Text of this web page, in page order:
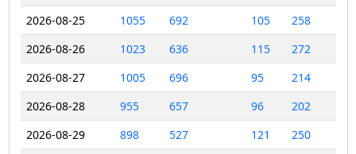
2026-08-25
1055 692 105
258
2026-08-26
1023 636 115
272
2026-08-27
1005 696 95
214
2026-08-28
955 657 96
202
2026-08-29
898 527 121
250